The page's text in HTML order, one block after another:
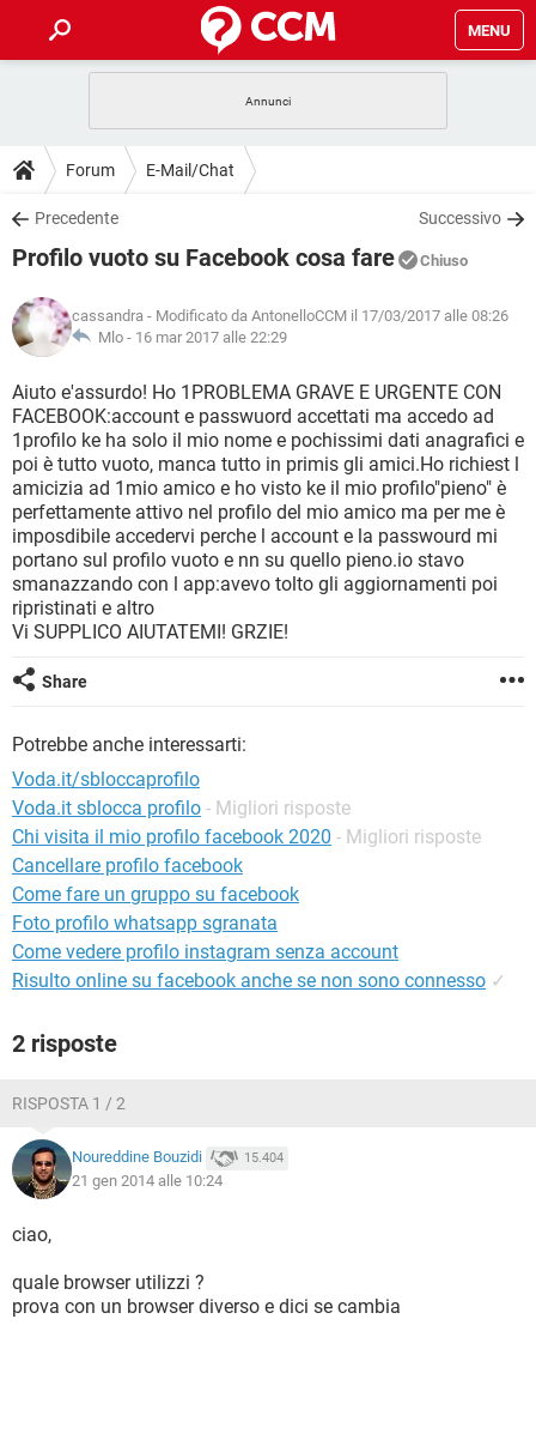
MENU
INTRATTENIMENTO
iOS
INSTAGRAM WHATSAPP
TIKTOK
HARDWARE
GUIDE
COVID-19
INSTAGRAM WHATSAPP
TIKTOK
HARDWARE
DOWNLOAD
COVID-19 GAMING
INTRATTENIMENTO
iOS WINDOWS 10
INSTAGRAM WHATSAPP
TIKTOK FACEBOOK
HARDWARE
COVID-19 GAMING
INTRATTENIMENTO
iOS WINDOWS 10
INSTAGRAM WHATSAPP
TIKTOK FACEBOOK
HARDWARE
GLOSSARIO
COVID-19 GAMING
INTRATTENIMENTO ANDROID
iOS WINDOWS 10
INSTAGRAM WHATSAPP
TIKTOK FACEBOOK
HARDWARE
Forum E-Mail/Chat
Precedente Successivo
Profilo vuoto su Facebook cosa fare Chiuso
cassandra - Modificato da AntonelloCCM il 17/03/2017 alle 08:26
Mlo - 16 mar 2017 alle 22:29
Aiuto e'assurdo! Ho 1PROBLEMA GRAVE E URGENTE CON
FACEBOOK:account e passwuord accettati ma accedo ad
1profilo ke ha solo il mio nome e pochissimi dati anagrafici e
poi è tutto vuoto, manca tutto in primis gli amici.Ho richiest l
amicizia ad 1mio amico e ho visto ke il mio profilo"pieno" è
perfettamente attivo nel profilo del mio amico ma per me è
imposdibile accedervi perche l account e la passwourd mi
portano sul profilo vuoto e nn su quello pieno.io stavo
smanazzando con l app:avevo tolto gli aggiornamenti poi
ripristinati e altro
Vi SUPPLICO AIUTATEMI! GRZIE!
Share
Potrebbe anche interessarti:
Voda.it/sbloccaprofilo
Voda.it sblocca profilo - Migliori risposte
Chi visita il mio profilo facebook 2020 - Migliori risposte
Cancellare profilo facebook
Come fare un gruppo su facebook
Foto profilo whatsapp sgranata
Come vedere profilo instagram senza account
Risulto online su facebook anche se non sono connesso ✓
2 risposte
RISPOSTA 1 / 2
Noureddine Bouzidi 15.404
21 gen 2014 alle 10:24
ciao,
quale browser utilizzi ?
prova con un browser diverso e dici se cambia